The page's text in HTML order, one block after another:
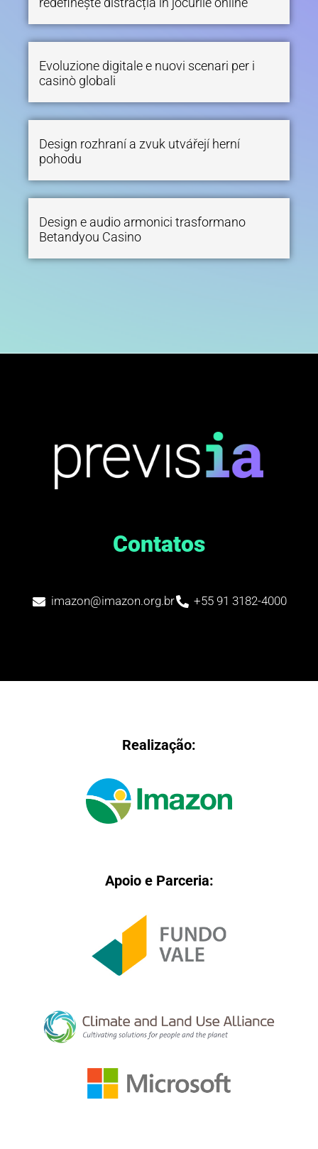
Evoluzione digitale e nuovi scenari per i
casinò globali
Design rozhraní a zvuk utvářejí herní
pohodu
Design e audio armonici trasformano
Betandyou Casino
Contatos
imazon@imazon.org.br +55 91 3182-4000
Realização:
Apoio e Parceria: